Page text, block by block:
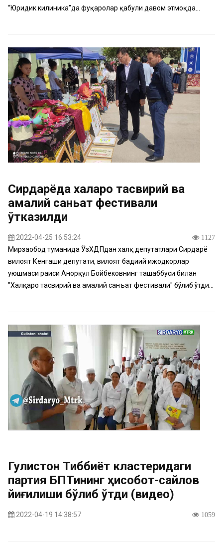
“Юридик килиника”да фуқаролар қабули давом этмоқда...
Сирдарёда халқаро тасвирий ва
амалий саньат фестивали
ўтказилди
2022-04-25 16:53:24 1127
Мирзаобод туманида ЎзХДПдан халқ депутатлари Сирдарё
вилоят Кенгаши депутати, вилоят бадиий ижодкорлар
уюшмаси раиси Анорқул Бойбековнинг ташаббуси билан
"Халқаро тасвирий ва амалий санъат фестивали" бўлиб ўтди...
Гулистон Тиббиёт кластеридаги
партия БПТининг ҳисобот-сайлов
йиғилиши бўлиб ўтди (видео)
2022-04-19 14:38:57 1059